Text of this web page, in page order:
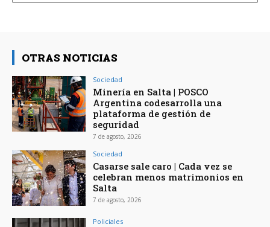
OTRAS NOTICIAS
Sociedad
Minería en Salta | POSCO
Argentina codesarrolla una
plataforma de gestión de
seguridad
7 de agosto, 2026
Sociedad
Casarse sale caro | Cada vez se
celebran menos matrimonios en
Salta
7 de agosto, 2026
Policiales